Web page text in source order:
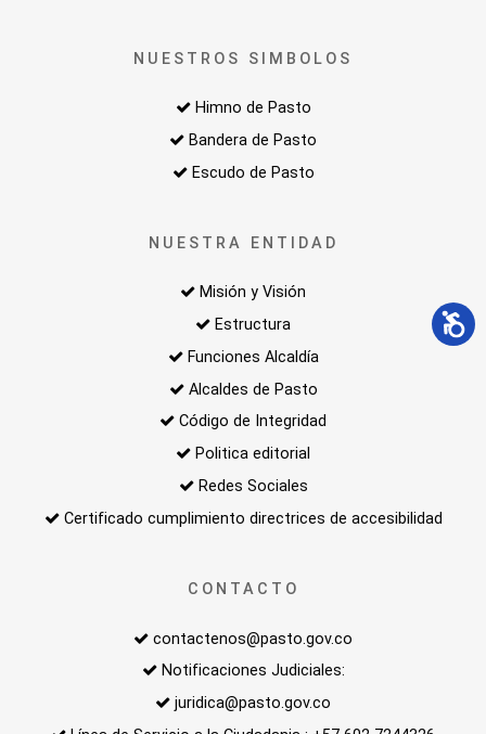
NUESTROS SIMBOLOS
Himno de Pasto
Bandera de Pasto
Escudo de Pasto
NUESTRA ENTIDAD
Misión y Visión
Estructura
Funciones Alcaldía
Alcaldes de Pasto
Código de Integridad
Politica editorial
Redes Sociales
Certificado cumplimiento directrices de accesibilidad
CONTACTO
contactenos@pasto.gov.co
Notificaciones Judiciales:
juridica@pasto.gov.co